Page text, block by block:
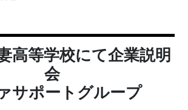
高等学校にて企業説明
会
サポートグループ